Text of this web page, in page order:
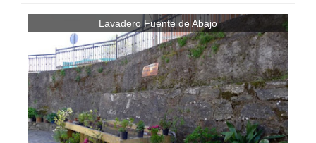
Lavadero Fuente de Abajo